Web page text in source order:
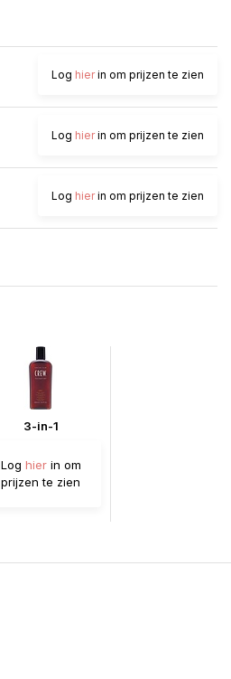
Log hierin om prijzen te zien
Log hierin om prijzen te zien
Log hierin om prijzen te zien
3-in-1
Log hierin om
prijzen te zien